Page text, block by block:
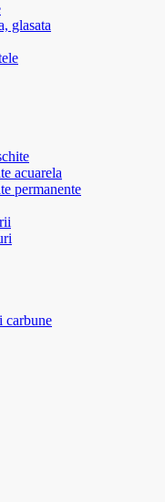
glasata
acuarela
permanente
carbune